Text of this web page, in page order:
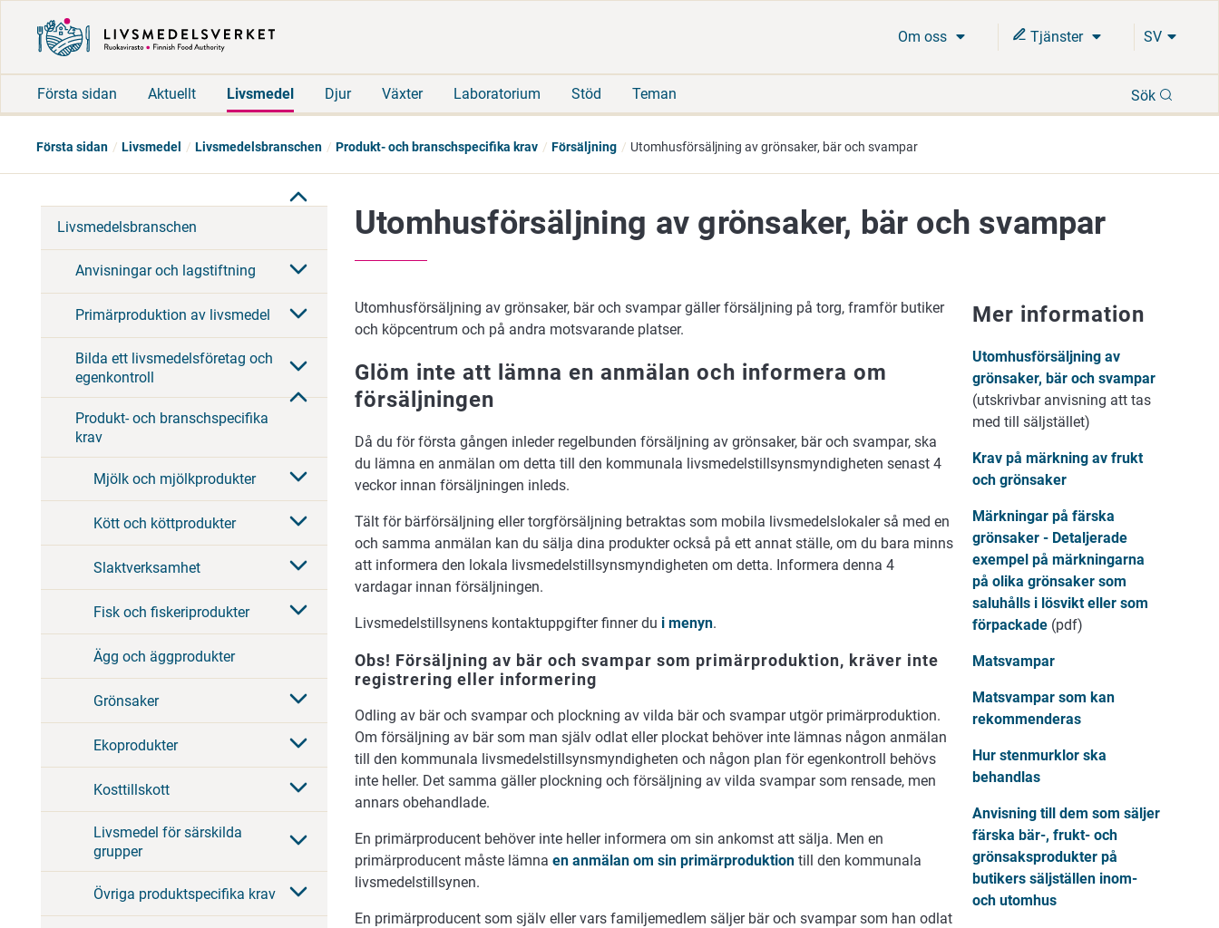
Om oss Tjänster SV
Första sidan Aktuellt Livsmedel Djur Växter Laboratorium Stöd Teman Sök
Första sidan Livsmedel Livsmedelsbranschen Produkt- och branschspecifika krav Försäljning Utomhusförsäljning av grönsaker, bär och svampar
Livsmedelsbranschen
Anvisningar och lagstiftning
Primärproduktion av livsmedel
Bilda ett livsmedelsföretag och
egenkontroll
Produkt- och branschspecifika
krav
Mjölk och mjölkprodukter
Kött och köttprodukter
Slaktverksamhet
Fisk och fiskeriprodukter
Ägg och äggprodukter
Grönsaker
Ekoprodukter
Kosttillskott
Livsmedel för särskilda
grupper
Övriga produktspecifika krav
Utomhusförsäljning av grönsaker, bär och svampar
Utomhusförsäljning av grönsaker, bär och svampar gäller försäljning på torg, framför butiker
och köpcentrum och på andra motsvarande platser.
Glöm inte att lämna en anmälan och informera om
försäljningen
Då du för första gången inleder regelbunden försäljning av grönsaker, bär och svampar, ska
du lämna en anmälan om detta till den kommunala livsmedelstillsynsmyndigheten senast 4
veckor innan försäljningen inleds.
Tält för bärförsäljning eller torgförsäljning betraktas som mobila livsmedelslokaler så med en
och samma anmälan kan du sälja dina produkter också på ett annat ställe, om du bara minns
att informera den lokala livsmedelstillsynsmyndigheten om detta. Informera denna 4
vardagar innan försäljningen.
Livsmedelstillsynens kontaktuppgifter finner du i menyn.
Obs! Försäljning av bär och svampar som primärproduktion, kräver inte
registrering eller informering
Odling av bär och svampar och plockning av vilda bär och svampar utgör primärproduktion.
Om försäljning av bär som man själv odlat eller plockat behöver inte lämnas någon anmälan
till den kommunala livsmedelstillsynsmyndigheten och någon plan för egenkontroll behövs
inte heller. Det samma gäller plockning och försäljning av vilda svampar som rensade, men
annars obehandlade.
En primärproducent behöver inte heller informera om sin ankomst att sälja. Men en
primärproducent måste lämna en anmälan om sin primärproduktion till den kommunala
livsmedelstillsynen.
En primärproducent som själv eller vars familjemedlem säljer bär och svampar som han odlat
Mer information
Utomhusförsäljning av
grönsaker, bär och svampar
(utskrivbar anvisning att tas
med till säljstället)
Krav på märkning av frukt
och grönsaker
Märkningar på färska
grönsaker - Detaljerade
exempel på märkningarna
på olika grönsaker som
saluhålls i lösvikt eller som
förpackade (pdf)
Matsvampar
Matsvampar som kan
rekommenderas
Hur stenmurklor ska
behandlas
Anvisning till dem som säljer
färska bär-, frukt- och
grönsaksprodukter på
butikers säljställen inom-
och utomhus